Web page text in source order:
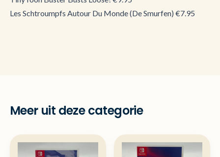
Les Schtroumpfs Autour Du Monde (De Smurfen) €7.95
Meer uit deze categorie